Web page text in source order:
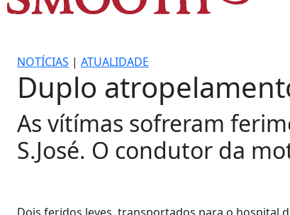
NOTÍCIAS | ATUALIDADE
Duplo
As vítímas sofreram
S.José. O condutor da